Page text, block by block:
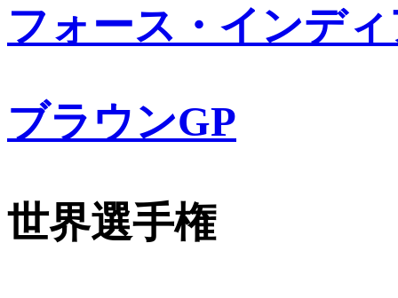
フォース・インデ
ブラウンGP
世界選手権